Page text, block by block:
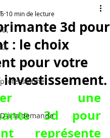
à la demande
3d pour
: le choix
pour votre
10 min de lecture
une
3d pour
représente